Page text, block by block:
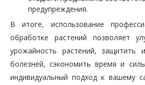
предупреждения.
В итоге, использование
обработке растений позволяет
урожайность растений, защитить
болезней, сэкономить время и
индивидуальный подход к вашему